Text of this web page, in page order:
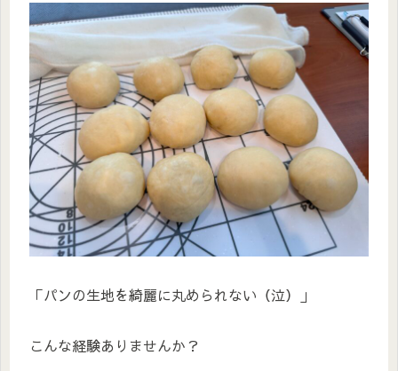
「パンの生地を綺麗に丸められない（泣）」
こんな経験ありませんか？